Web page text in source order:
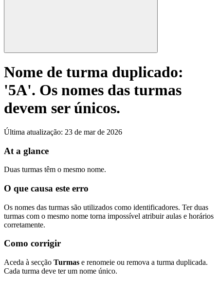
Nome de turma duplicado:
'5A'. Os nomes das turmas
devem ser únicos.
Última atualização: 23 de mar de 2026
At a glance
Duas turmas têm o mesmo nome.
O que causa este erro
Os nomes das turmas são utilizados como identificadores. Ter duas
turmas com o mesmo nome torna impossível atribuir aulas e horários
corretamente.
Como corrigir
Aceda à secção Turmas e renomeie ou remova a turma duplicada.
Cada turma deve ter um nome único.